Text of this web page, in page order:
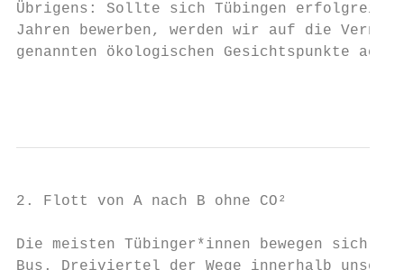
Übrigens: Sollte sich Tübingen erfolgreich
Jahren bewerben, werden wir auf die
genannten ökologischen Gesichtspunkte
2. Flott von A nach B ohne CO²
Die meisten Tübinger*innen bewegen sich
Bus. Dreiviertel der Wege innerhalb